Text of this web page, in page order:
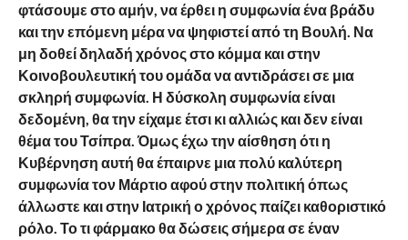
φτάσουμε στο αμήν, να έρθει η συμφωνία ένα βράδυ
και την επόμενη μέρα να ψηφιστεί από τη Βουλή. Να
μη δοθεί δηλαδή χρόνος στο κόμμα και στην
Κοινοβουλευτική του ομάδα να αντιδράσει σε μια
σκληρή συμφωνία. Η δύσκολη συμφωνία είναι
δεδομένη, θα την είχαμε έτσι κι αλλιώς και δεν είναι
θέμα του Τσίπρα. Όμως έχω την αίσθηση ότι η
Κυβέρνηση αυτή θα έπαιρνε μια πολύ καλύτερη
συμφωνία τον Μάρτιο αφού στην πολιτική όπως
άλλωστε και στην Ιατρική ο χρόνος παίζει καθοριστικό
ρόλο. Το τι φάρμακο θα δώσεις σήμερα σε έναν